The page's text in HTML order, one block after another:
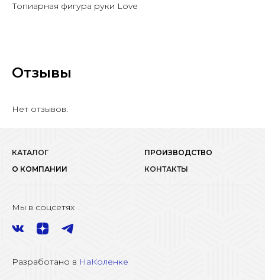
Топиарная фигура руки Love
Отзывы
Нет отзывов.
КАТАЛОГ
ПРОИЗВОДСТВО
О КОМПАНИИ
КОНТАКТЫ
Мы в соцсетях
Разработано в НаКоленке